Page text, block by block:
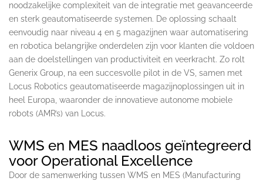
noodzakelijke complexiteit van de integratie met geavanceerde
en sterk geautomatiseerde systemen. De oplossing schaalt
eenvoudig naar niveau 4 en 5 magazijnen waar automatisering
en robotica belangrijke onderdelen zijn voor klanten die voldoen
aan de doelstellingen van productiviteit en veerkracht. Zo rolt
Generix Group, na een succesvolle pilot in de VS, samen met
Locus Robotics geautomatiseerde magazijnoplossingen uit in
heel Europa, waaronder de innovatieve autonome mobiele
robots (AMR’s) van Locus.
WMS en MES naadloos geïntegreerd
voor Operational Excellence
Door de samenwerking tussen WMS en MES (Manufacturing